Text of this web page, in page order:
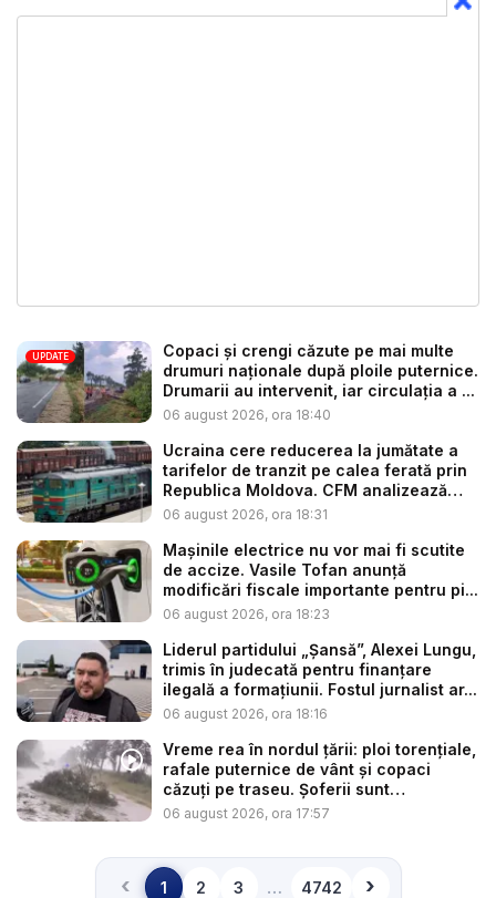
UPDATE
Copaci și crengi căzute pe mai multe
drumuri naționale după ploile puternice.
Drumarii au intervenit, iar circulația a ...
06 august 2026, ora 18:40
Ucraina cere reducerea la jumătate a
tarifelor de tranzit pe calea ferată prin
Republica Moldova. CFM analizează
so...
06 august 2026, ora 18:31
Mașinile electrice nu vor mai fi scutite
de accize. Vasile Tofan anunță
modificări fiscale importante pentru pi...
06 august 2026, ora 18:23
Liderul partidului „Șansă”, Alexei Lungu,
trimis în judecată pentru finanțare
ilegală a formațiunii. Fostul jurnalist ar...
06 august 2026, ora 18:16
Vreme rea în nordul țării: ploi torențiale,
rafale puternice de vânt și copaci
căzuți pe traseu. Șoferii sunt
îndemnaț...
06 august 2026, ora 17:57
‹ 1 2 3 … 4742 ›